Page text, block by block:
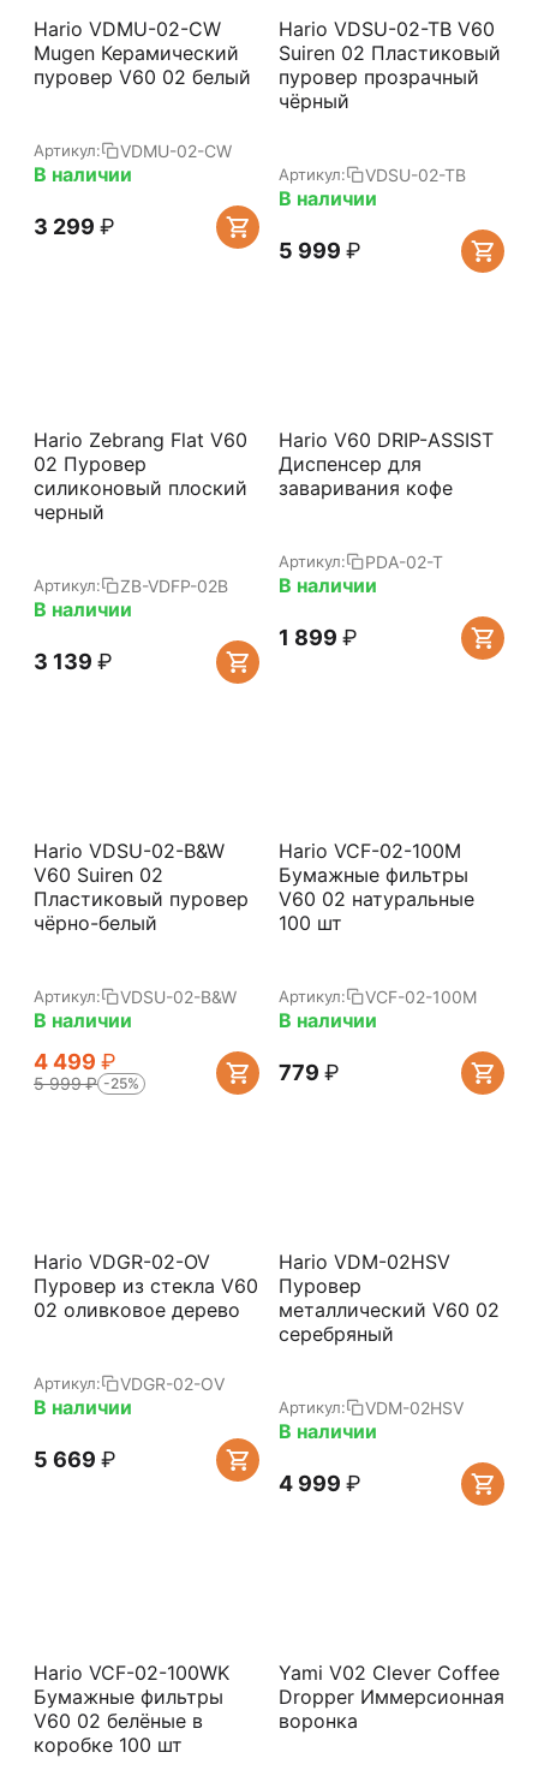
Hario VDMU-02-CW
Mugen Керамический
пуровер V60 02 белый
Артикул: VDMU-02-CW
В наличии
3 299 ₽
Hario VDSU-02-TB V60
Suiren 02 Пластиковый
пуровер прозрачный
чёрный
Артикул: VDSU-02-TB
В наличии
5 999 ₽
Hario Zebrang Flat V60
02 Пуровер
силиконовый плоский
черный
Артикул: ZB-VDFP-02B
В наличии
3 139 ₽
Hario V60 DRIP-ASSIST
Диспенсер для
заваривания кофе
Артикул: PDA-02-T
В наличии
1 899 ₽
Hario VDSU-02-B&W
V60 Suiren 02
Пластиковый пуровер
чёрно-белый
Артикул: VDSU-02-B&W
В наличии
4 499 ₽
5 999₽ -25%
Hario VCF-02-100M
Бумажные фильтры
V60 02 натуральные
100 шт
Артикул: VCF-02-100M
В наличии
‍779‍ ₽
Hario VDGR-02-OV
Пуровер из стекла V60
02 оливковое дерево
Артикул: VDGR-02-OV
В наличии
5 669 ₽
Hario VDM-02HSV
Пуровер
металлический V60 02
серебряный
Артикул: VDM-02HSV
В наличии
4 999 ₽
Hario VCF-02-100WK
Бумажные фильтры
V60 02 белёные в
коробке 100 шт
Yami V02 Clever Coffee
Dropper Иммерсионная
воронка